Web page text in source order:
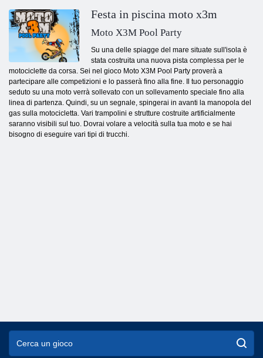
Festa in piscina moto x3m
Moto X3M Pool Party
Su una delle spiagge del mare situate sull'isola è
stata costruita una nuova pista complessa per le
motociclette da corsa. Sei nel gioco Moto X3M Pool Party proverà a
partecipare alle competizioni e lo passerà fino alla fine. Il tuo personaggio
seduto su una moto verrà sollevato con un sollevamento speciale fino alla
linea di partenza. Quindi, su un segnale, spingerai in avanti la manopola del
gas sulla motocicletta. Vari trampolini e strutture costruite artificialmente
saranno visibili sul tuo. Dovrai volare a velocità sulla tua moto e se hai
bisogno di eseguire vari tipi di trucchi.